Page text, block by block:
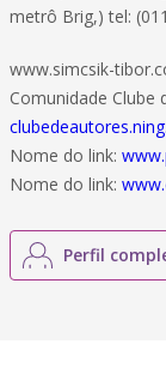
metrô Brig,) tel:
www.simcsik-
Comunidade Clube
Nome do link:
Nome do link:
Perfil